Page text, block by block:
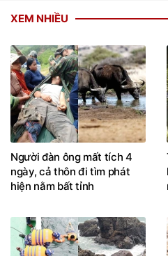
XEM NHIỀU
Người đàn ông mất tích 4
ngày, cả thôn đi tìm phát
hiện nằm bất tỉnh